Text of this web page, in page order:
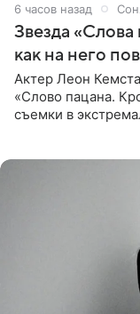
6 часов назад
Звезда «Слова
как на него
Актер Леон
«Слово пацана.
съемки в